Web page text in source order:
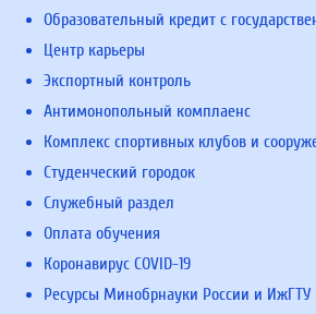
Образовательный кредит с
Центр карьеры
Экспортный контроль
Антимонопольный комплаенс
Комплекс спортивных клубов и
Студенческий городок
Служебный раздел
Оплата обучения
Коронавирус COVID-19
Ресурсы Минобрнауки России и ИжГТУ